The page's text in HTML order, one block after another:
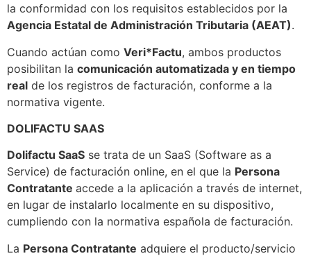
la conformidad con los requisitos establecidos por la
Agencia Estatal de Administración Tributaria (AEAT).
Cuando actúan como Veri*Factu, ambos productos
posibilitan la comunicación automatizada y en tiempo
real de los registros de facturación, conforme a la
normativa vigente.
DOLIFACTU SAAS
Dolifactu SaaS se trata de un SaaS (Software as a
Service) de facturación online, en el que la Persona
Contratante accede a la aplicación a través de internet,
en lugar de instalarlo localmente en su dispositivo,
cumpliendo con la normativa española de facturación.
La Persona Contratante adquiere el producto/servicio